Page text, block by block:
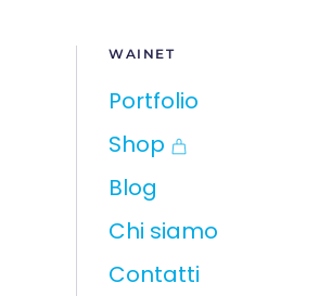
WAINET
Portfolio
Shop
Blog
Chi siamo
Contatti